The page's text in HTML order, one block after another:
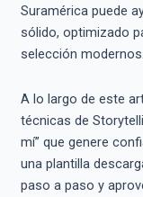
Suramérica puede
sólido, optimizado
selección modernos.
A lo largo de este
técnicas de
mí” que genere
una plantilla
paso a paso y